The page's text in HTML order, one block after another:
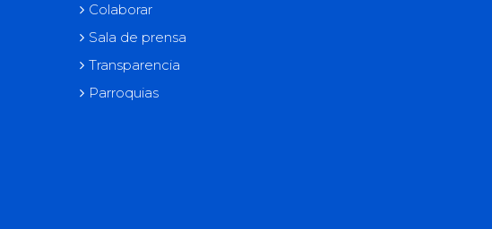
Colaborar
Sala de prensa
Transparencia
Parroquias